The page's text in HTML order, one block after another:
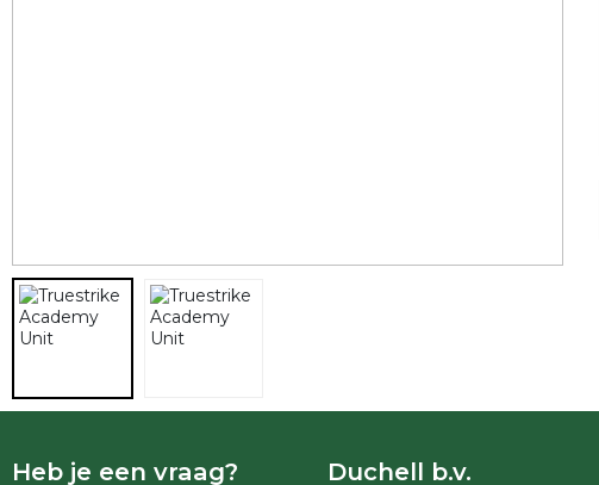
Heb je een vraag? Duchell b.v.